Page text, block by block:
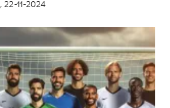
, 22-11-2024